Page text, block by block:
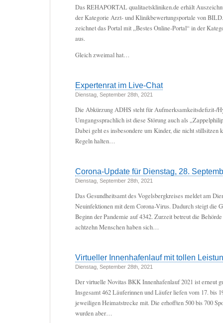
Das REHAPORTAL qualitaetskliniken.de erhält
der Kategorie Arzt- und Klinikbewertungsportale von
zeichnet das Portal mit „Bestes Online-Portal“ in der
aus.
Gleich zweimal hat…
Expertenrat im Live-Chat
Dienstag, September 28th, 2021
Die Abkürzung ADHS steht für Aufmerksamkeitsdefizit-/
Umgangssprachlich ist diese Störung auch als
Dabei geht es insbesondere um Kinder, die nicht stillsitzen
Regeln halten…
Corona-Update für Dienstag, 28.
Dienstag, September 28th, 2021
Das Gesundheitsamt des Vogelsbergkreises meldet am
Neuinfektionen mit dem Corona-Virus. Dadurch steigt die
Beginn der Pandemie auf 4342. Zurzeit betreut die
achtzehn Menschen haben sich…
Virtueller Innenhafenlauf mit tollen
Dienstag, September 28th, 2021
Der virtuelle Novitas BKK Innenhafenlauf 2021 ist erneut
Insgesamt 462 Läuferinnen und Läufer liefen vom 17. bis
jeweiligen Heimatstrecke mit. Die erhofften 500 bis 700
wurden aber…